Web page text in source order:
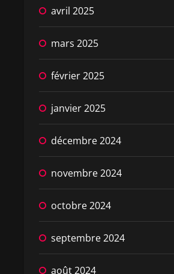
avril 2025
mars 2025
février 2025
janvier 2025
décembre 2024
novembre 2024
octobre 2024
septembre 2024
août 2024